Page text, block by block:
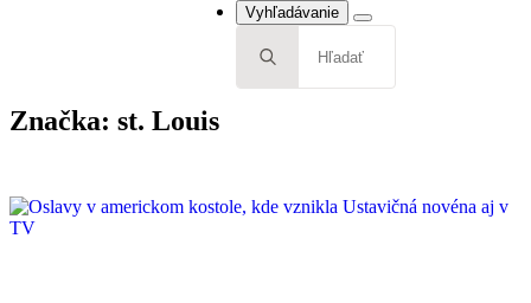
Vyhľadávanie
for:
Značka: st. Louis